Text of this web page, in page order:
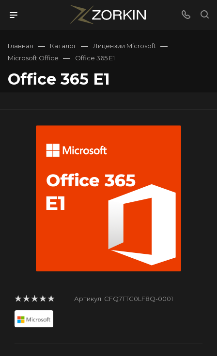
Главная — Каталог — Лицензии Microsoft —
Microsoft Office — Office 365 E1
Office 365 E1
Артикул: CFQ7TTC0LF8Q-0001